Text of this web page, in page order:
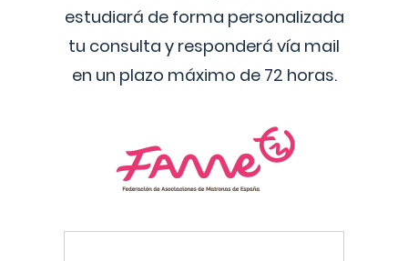
estudiará de forma personalizada
tu consulta y responderá vía mail
en un plazo máximo de 72 horas.